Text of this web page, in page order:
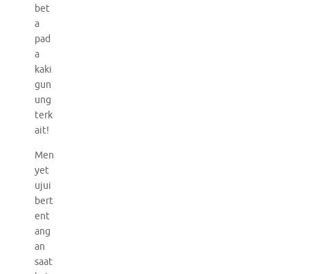
bet
a
pad
a
kaki
gun
ung
terk
ait!
Men
yet
ujui
bert
ent
ang
an
saat